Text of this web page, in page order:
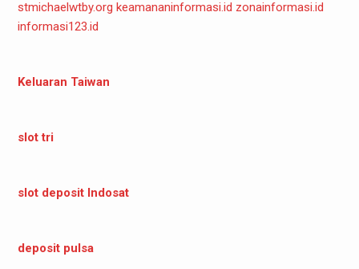
stmichaelwtby.org keamananinformasi.id zonainformasi.id
informasi123.id
Keluaran Taiwan
slot tri
slot deposit Indosat
deposit pulsa